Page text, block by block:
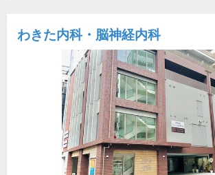
わきた内科・脳神経内科